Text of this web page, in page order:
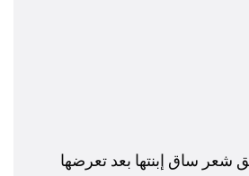
شعر ساق إبنتها بعد تعرضها